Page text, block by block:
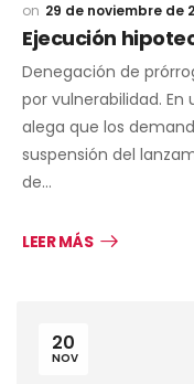
29 de noviembre de
Ejecución
Denegación de
por vulnerabilidad.
alega que los
suspensión del
de…
LEER MÁS
20
NOV